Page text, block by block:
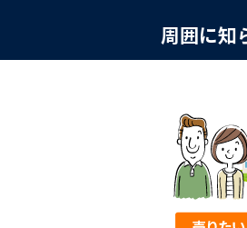
周囲に知